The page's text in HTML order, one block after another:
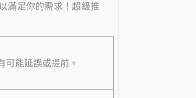
滿足你的需求！超級推
可能延誤或提前。